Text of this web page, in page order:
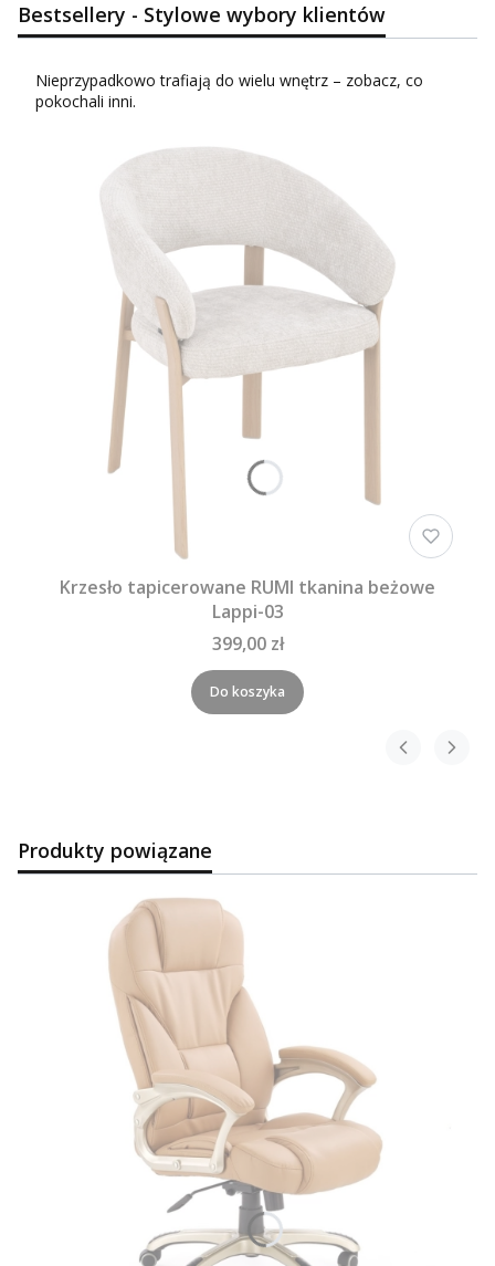
Bestsellery - Stylowe wybory klientów
Nieprzypadkowo trafiają do wielu wnętrz – zobacz, co
pokochali inni.
Krzesło tapicerowane RUMI tkanina beżowe
Lappi-03
399,00 zł
Do koszyka
Produkty powiązane